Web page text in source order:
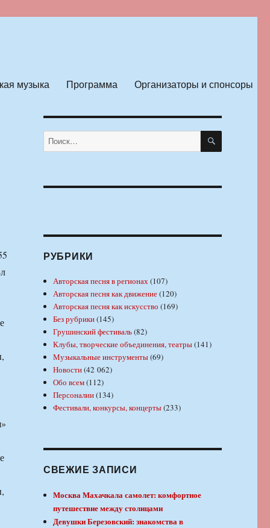
музыка Программа Организаторы и спонсоры
Искать: ПОИСК
РУБРИКИ
Авторская песня в регионах(107)
Авторская песня как движение(120)
Авторская песня как искусство (169)
Без рубрики(145)
Грушинский фестиваль(82)
Клубы, творческие объединения, театры(141)
Музыкальные инструменты(69)
Новости(42 062)
Обо всем(112)
Персоналии(134)
Фестивали, конкурсы, концерты(233)
СВЕЖИЕ ЗАПИСИ
Москва Махачкала самолет: комфортное
путешествие между столицами
Девушки Березовский: знакомства в